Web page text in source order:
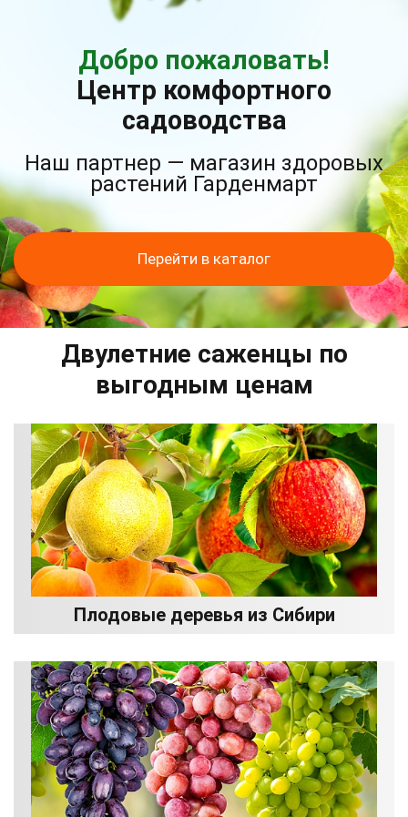
Добро пожаловать!
Центр комфортного
садоводства
Наш партнер — магазин здоровых
растений Гарденмарт
Перейти в каталог
Двулетние саженцы по
выгодным ценам
Плодовые деревья из Сибири